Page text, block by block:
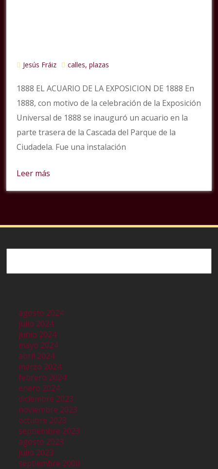
Jesús Fráiz calles, plazas
1888 EL ACUARIO DE LA EXPOSICION DE 1888 En
1888, con motivo de la celebración de la Exposición
Universal de 1888 se inauguró un acuario en la
parte trasera de la Cascada del Parque de la
Ciudadela. Fue una instalación
Leer más
agosto 2024
julio 2024
junio 2024
mayo 2024
abril 2024
marzo 2024
febrero 2024
enero 2024
diciembre 2023
noviembre 2023
octubre 2023
septiembre 2023
agosto 2023
julio 2023
septiembre 2000